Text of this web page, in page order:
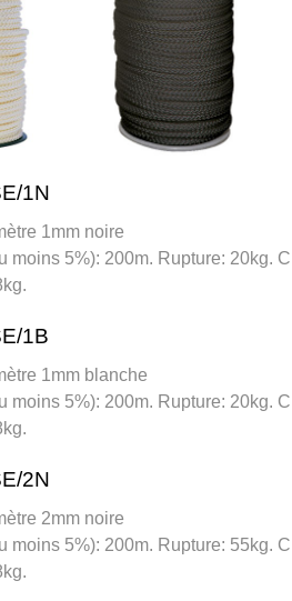
1N
1mm noire
moins 5%): 200m. Rupture: 20kg.
1B
1mm blanche
moins 5%): 200m. Rupture: 20kg.
2N
2mm noire
moins 5%): 200m. Rupture: 55kg.